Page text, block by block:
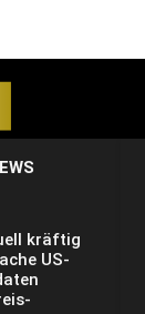
kräftig
US-